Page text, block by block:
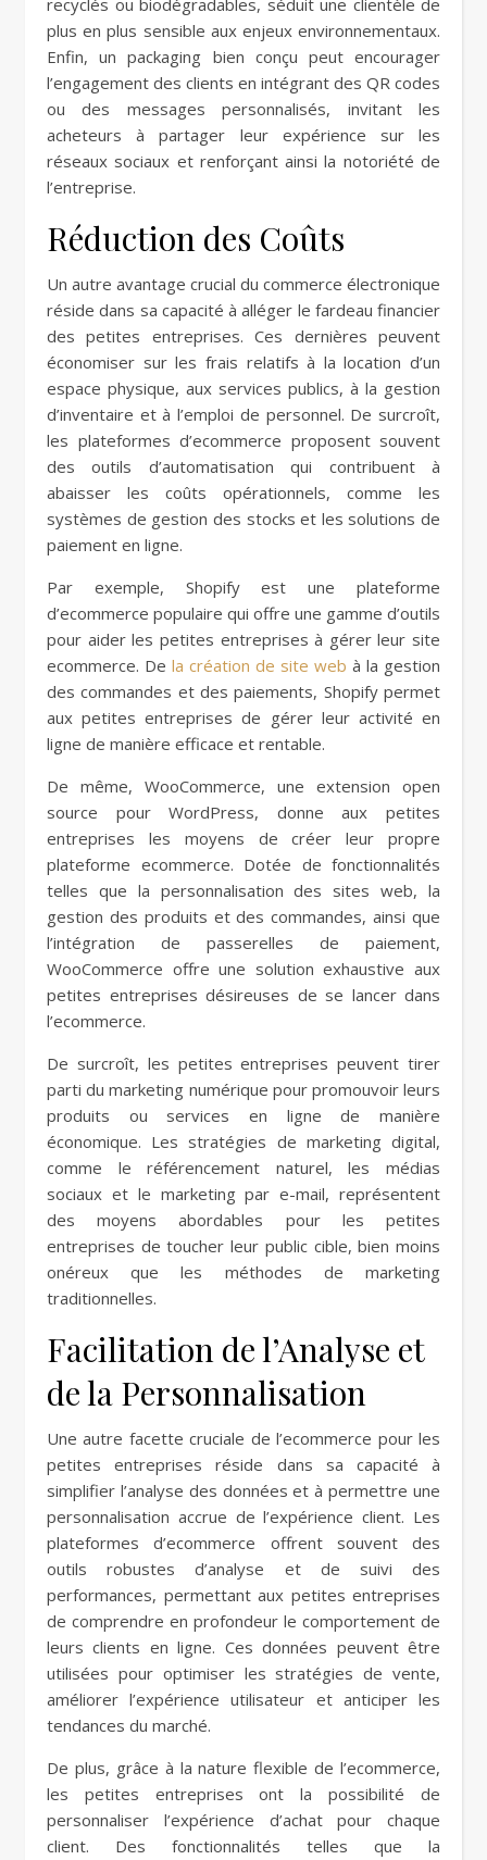
recyclés ou biodégradables, séduit une clientèle de
plus en plus sensible aux enjeux environnementaux.
Enfin, un packaging bien conçu peut encourager
l’engagement des clients en intégrant des QR codes
ou des messages personnalisés, invitant les
acheteurs à partager leur expérience sur les
réseaux sociaux et renforçant ainsi la notoriété de
l’entreprise.
Réduction des Coûts
Un autre avantage crucial du commerce électronique
réside dans sa capacité à alléger le fardeau financier
des petites entreprises. Ces dernières peuvent
économiser sur les frais relatifs à la location d’un
espace physique, aux services publics, à la gestion
d’inventaire et à l’emploi de personnel. De surcroît,
les plateformes d’ecommerce proposent souvent
des outils d’automatisation qui contribuent à
abaisser les coûts opérationnels, comme les
systèmes de gestion des stocks et les solutions de
paiement en ligne.
Par exemple, Shopify est une plateforme
d’ecommerce populaire qui offre une gamme d’outils
pour aider les petites entreprises à gérer leur site
ecommerce. De la création de site web à la gestion
des commandes et des paiements, Shopify permet
aux petites entreprises de gérer leur activité en
ligne de manière efficace et rentable.
De même, WooCommerce, une extension open
source pour WordPress, donne aux petites
entreprises les moyens de créer leur propre
plateforme ecommerce. Dotée de fonctionnalités
telles que la personnalisation des sites web, la
gestion des produits et des commandes, ainsi que
l’intégration de passerelles de paiement,
WooCommerce offre une solution exhaustive aux
petites entreprises désireuses de se lancer dans
l’ecommerce.
De surcroît, les petites entreprises peuvent tirer
parti du marketing numérique pour promouvoir leurs
produits ou services en ligne de manière
économique. Les stratégies de marketing digital,
comme le référencement naturel, les médias
sociaux et le marketing par e-mail, représentent
des moyens abordables pour les petites
entreprises de toucher leur public cible, bien moins
onéreux que les méthodes de marketing
traditionnelles.
Facilitation de l’Analyse et
de la Personnalisation
Une autre facette cruciale de l’ecommerce pour les
petites entreprises réside dans sa capacité à
simplifier l’analyse des données et à permettre une
personnalisation accrue de l’expérience client. Les
plateformes d’ecommerce offrent souvent des
outils robustes d’analyse et de suivi des
performances, permettant aux petites entreprises
de comprendre en profondeur le comportement de
leurs clients en ligne. Ces données peuvent être
utilisées pour optimiser les stratégies de vente,
améliorer l’expérience utilisateur et anticiper les
tendances du marché.
De plus, grâce à la nature flexible de l’ecommerce,
les petites entreprises ont la possibilité de
personnaliser l’expérience d’achat pour chaque
client. Des fonctionnalités telles que la